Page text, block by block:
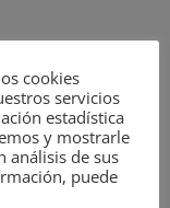
cookies
servicios
estadística
y mostrarle
análisis de sus
puede